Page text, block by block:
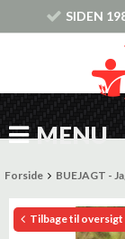
SIDEN
MENU
Forside BUEJAGT -
Tilbage til oversigt
Tilbud